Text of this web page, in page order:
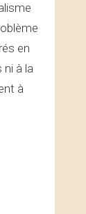
en
ni à la
à